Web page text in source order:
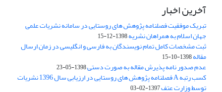
آخرین اخبار
تبریک موفقیت فصلنامه پژوهش های روستایی در سامانه نشریات علمی
جهان اسلام به همراهان نشریه1398-12-15
ثبت مشخصات کامل تمام نویسندگان به فارسی و انگلیسی در زمان ارسال
مقاله1398-10-15
عدم صدور نامه پذیرش مقاله به صورت دستی1398-05-23
کسب رتبه A فصلنامه پژوهش های روستایی در ارزیابی سال 1396 نشریات
توسط وزارت عتف1397-02-03